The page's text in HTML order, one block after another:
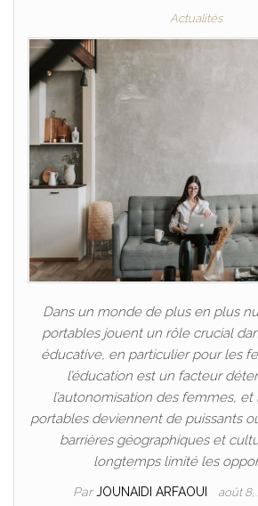
Actualités
Dans un monde de plus en plus
portables jouent un rôle crucial
éducative, en particulier pour les
l’éducation est un facteur
l’autonomisation des femmes, et
portables deviennent de puissants
barrières géographiques et
longtemps limité les
ParJOUNAIDI ARFAOUI août 8,